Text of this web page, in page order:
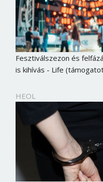
Fesztiválszezon és
is kihívás - Life
HEOL